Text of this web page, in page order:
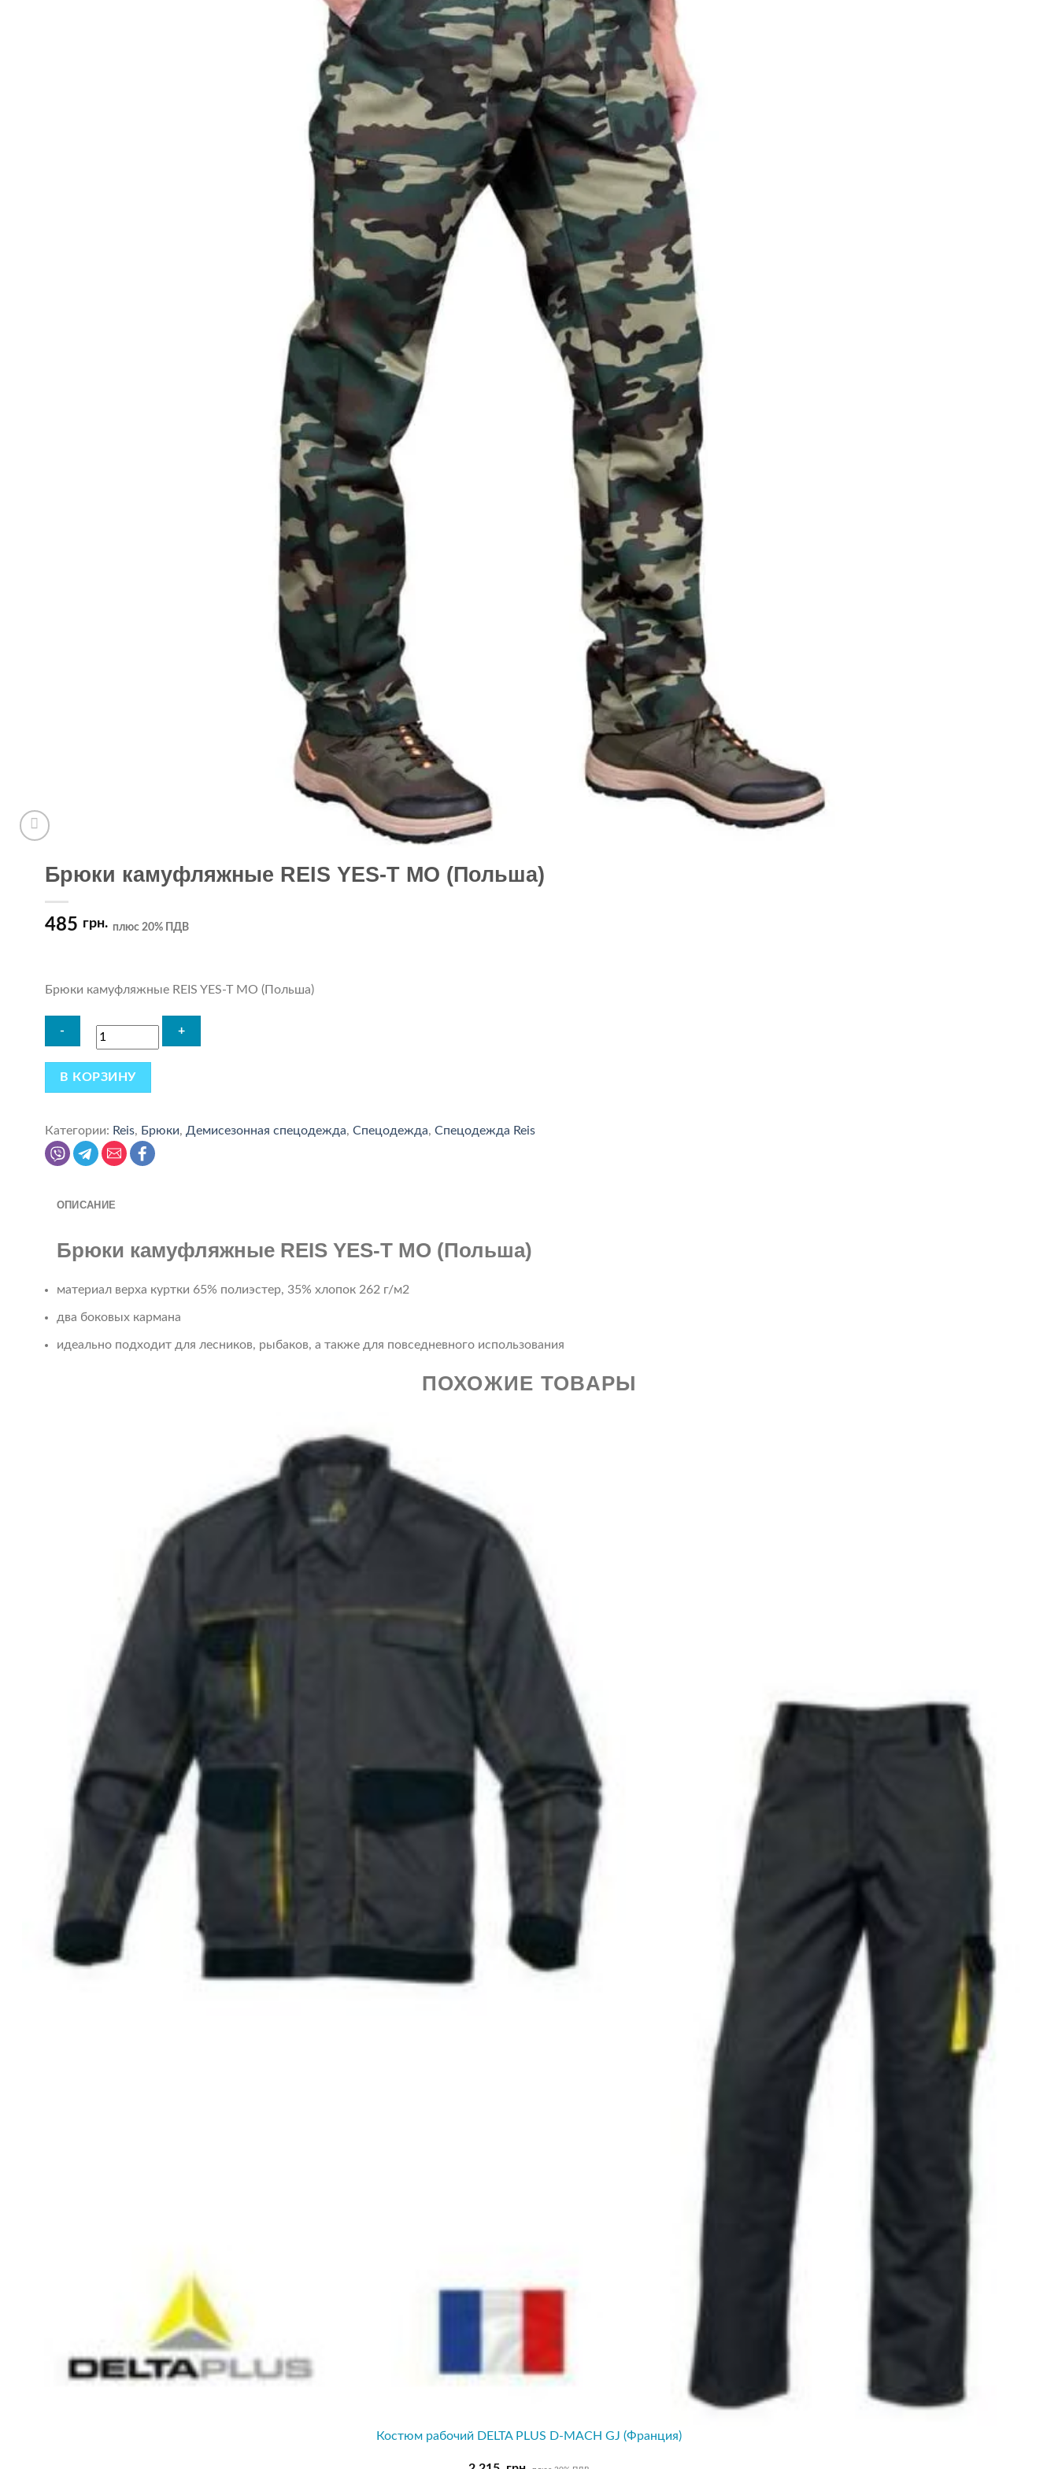
Брюки камуфляжные REIS YES-T MO (Польша)
485 грн. плюс 20% ПДВ
Брюки камуфляжные REIS YES-T MO (Польша)
В КОРЗИНУ
Категории: Reis, Брюки, Демисезонная спецодежда, Спецодежда, Спецодежда Reis
ОПИСАНИЕ
Брюки камуфляжные REIS YES-T MO (Польша)
материал верха куртки 65% полиэстер, 35% хлопок 262 г/м2
два боковых кармана
идеально подходит для лесников, рыбаков, а также для повседневного использования
ПОХОЖИЕ ТОВАРЫ
Костюм рабочий DELTA PLUS D-MACH GJ (Франция)